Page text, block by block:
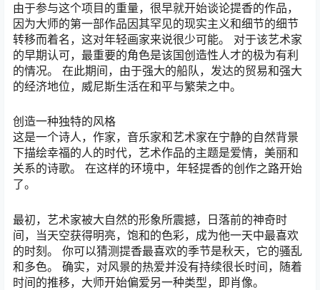
由于参与这个项目的重量，很早就开始谈论提香的作品，
因为大师的第一部作品因其罕见的现实主义和细节的细节
转移而着名，这对年轻画家来说很少可能。 对于该艺术家
的早期认可，最重要的角色是该国创造性人才的极为有利
的情况。 在此期间，由于强大的船队，发达的贸易和强大
的经济地位，威尼斯生活在和平与繁荣之中。
创造一种独特的风格
这是一个诗人，作家，音乐家和艺术家在宁静的自然背景
下描绘幸福的人的时代，艺术作品的主题是爱情，美丽和
关系的诗歌。 在这样的环境中，年轻提香的创作之路开始
了。
最初，艺术家被大自然的形象所震撼，日落前的神奇时
间，当天空获得明亮，饱和的色彩，成为他一天中最喜欢
的时刻。 你可以猜测提香最喜欢的季节是秋天，它的骚乱
和多色。 确实，对风景的热爱并没有持续很长时间，随着
时间的推移，大师开始偏爱另一种类型，即肖像。